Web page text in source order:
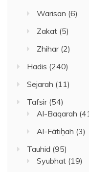
Warisan (6)
Zakat (5)
Zhihar(2)
Hadis (240)
Sejarah (11)
Tafsir(54)
Al-Baqarah
Al-Fātiḥah (3)
Tauhid (95)
Syubhat (19)